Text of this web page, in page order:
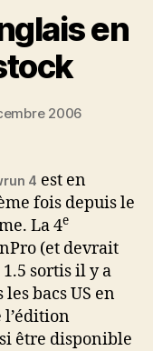
en
2006
4 est en
fois depuis le
La 4e
(et devrait
sortis il y a
bacs US en
l’édition
être disponible